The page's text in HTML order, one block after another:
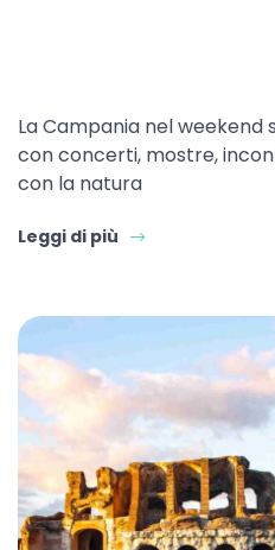
La Campania nel weekend
con concerti, mostre,
con la natura
Leggi di più